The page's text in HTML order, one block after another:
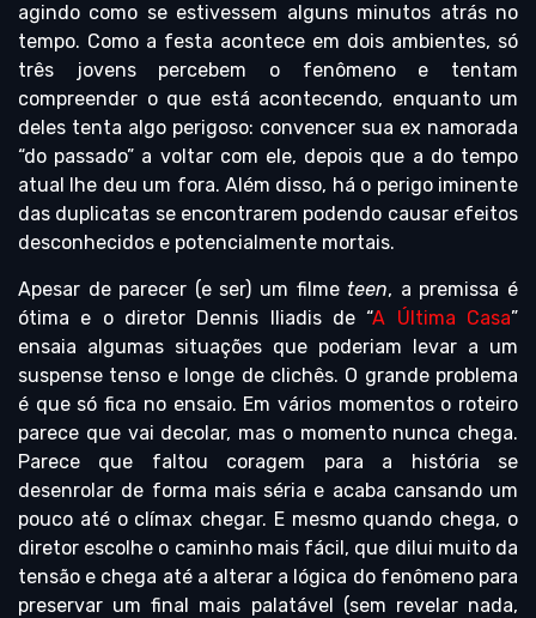
agindo como se estivessem alguns minutos atrás no
tempo. Como a festa acontece em dois ambientes, só
três jovens percebem o fenômeno e tentam
compreender o que está acontecendo, enquanto um
deles tenta algo perigoso: convencer sua ex namorada
“do passado” a voltar com ele, depois que a do tempo
atual lhe deu um fora. Além disso, há o perigo iminente
das duplicatas se encontrarem podendo causar efeitos
desconhecidos e potencialmente mortais.
Apesar de parecer (e ser) um filmeteen, a premissa é
ótima e o diretor Dennis Iliadis de “A Última Casa”
ensaia algumas situações que poderiam levar a um
suspense tenso e longe de clichês. O grande problema
é que só fica no ensaio. Em vários momentos o roteiro
parece que vai decolar, mas o momento nunca chega.
Parece que faltou coragem para a história se
desenrolar de forma mais séria e acaba cansando um
pouco até o clímax chegar. E mesmo quando chega, o
diretor escolhe o caminho mais fácil, que dilui muito da
tensão e chega até a alterar a lógica do fenômeno para
preservar um final mais palatável (sem revelar nada,